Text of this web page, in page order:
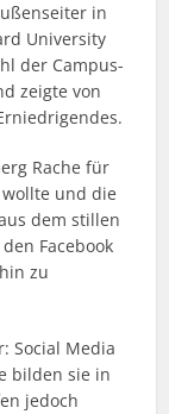
in
University
der Campus-
zeigte von
Rache für
und die
dem stillen
Facebook
zu
Social Media
bilden sie in
jedoch